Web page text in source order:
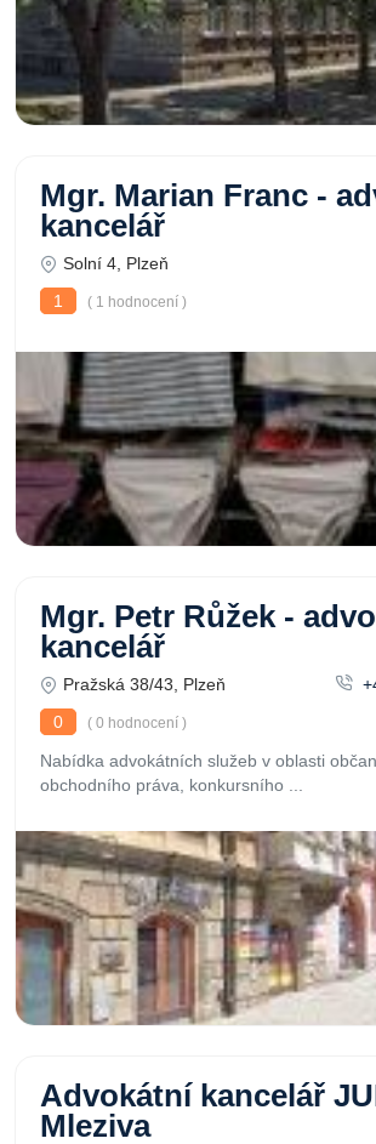
Mgr. Marian Franc -
kancelář
Solní 4, Plzeň
1
( 1 hodnocení )
Mgr. Petr Růžek -
kancelář
Pražská 38/43, Plzeň
0
( 0 hodnocení )
Nabídka advokátních služeb v oblasti
obchodního práva, konkursního ...
Advokátní kancelář
Mleziva